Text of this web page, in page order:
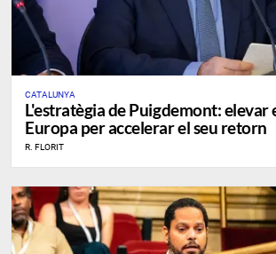
CATALUNYA
L'estratègia de Puigdemont: elevar
Europa per accelerar el seu retorn
R. FLORIT